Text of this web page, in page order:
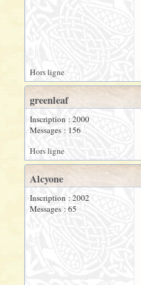
Hors ligne
greenleaf
Inscription : 2000
Messages : 156
Hors ligne
Alcyone
Inscription : 2002
Messages : 65